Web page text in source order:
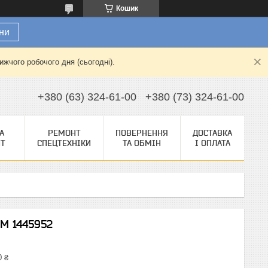
Кошик
робочого дня (сьогодні).
+380 (63) 324-61-00 +380 (73) 324-61-00
РЕМОНТ
СПЕЦТЕХНІКИ
ПОВЕРНЕННЯ
ТА ОБМІН
ДОСТАВКА
І ОПЛАТА
1445952
₴